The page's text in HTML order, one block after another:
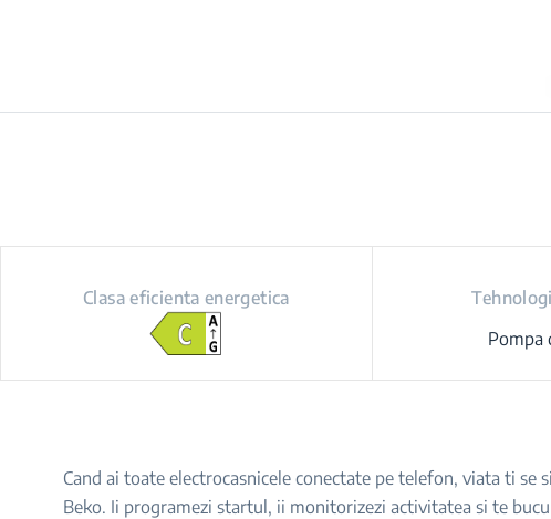
Clasa eficienta energetica
Pompa
Cand ai toate electrocasnicele conectate pe telefon, viata ti
Beko. Ii programezi startul, ii monitorizezi activitatea si te